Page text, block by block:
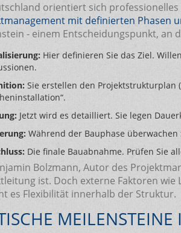
orientiert sich
mit definierten Phasen
- einem Entscheidungspunkt, an
Hier definieren Sie das Ziel.
Sie erstellen den Projektstrukturplan
Jetzt wird es detailliert. Sie legen
Während der Bauphase
Die finale Bauabnahme. Prüfen Sie
Bolzmann, Autor des
ist. Doch externe Faktoren
es Flexibilität innerhalb der Struktur.